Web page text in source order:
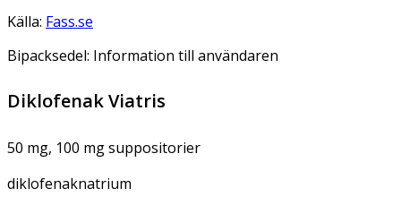
Källa: Fass.se
Bipacksedel: Information till användaren
Diklofenak Viatris
50 mg, 100 mg suppositorier
diklofenaknatrium